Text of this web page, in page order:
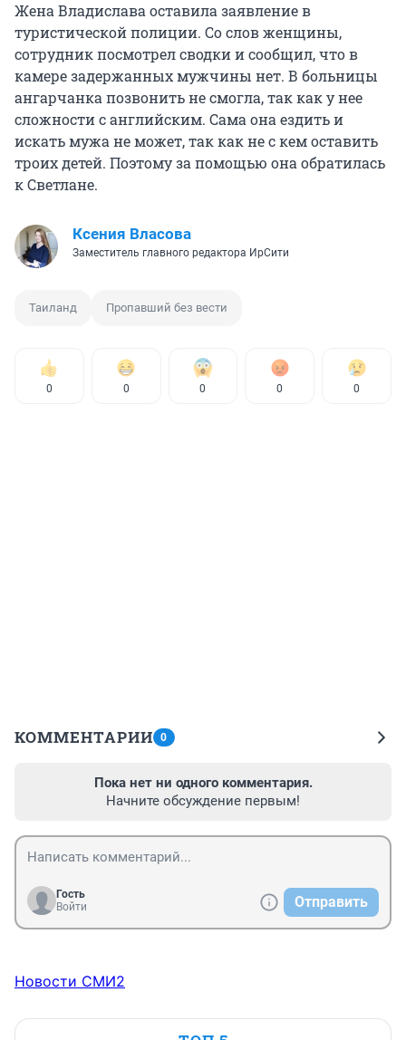
Жена Владислава оставила заявление в
туристической полиции. Со слов женщины,
сотрудник посмотрел сводки и сообщил, что в
камере задержанных мужчины нет. В больницы
ангарчанка позвонить не смогла, так как у нее
сложности с английским. Сама она ездить и
искать мужа не может, так как не с кем оставить
троих детей. Поэтому за помощью она обратилась
к Светлане.
Ксения Власова
Заместитель главного редактора ИрСити
Таиланд Пропавший без вести
0 0 0 0 0
КОММЕНТАРИИ 0
Пока нет ни одного комментария.
Начните обсуждение первым!
Гость
Войти
Отправить
Новости СМИ2